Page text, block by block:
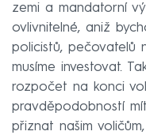
zemi a mandatorní
ovlivnitelné, aniž
policistů, pečovatelů
musíme investovat.
rozpočet na konci
pravděpodobností
přiznat našim